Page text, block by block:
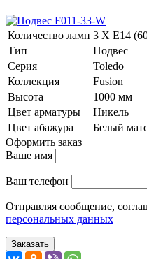
Количество ламп 3 Х E14
Тип
Подвес
Серия
Toledo
Коллекция
Fusion
Высота
1000 мм
Цвет арматуры
Никель
Цвет абажура
Белый
Оформить заказ
Ваше имя
Ваш телефон
Отправляя сообщение,
персональных данных
Заказать